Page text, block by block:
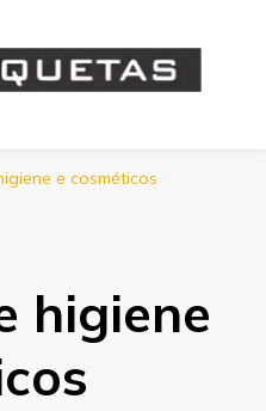
e cosméticos
higiene